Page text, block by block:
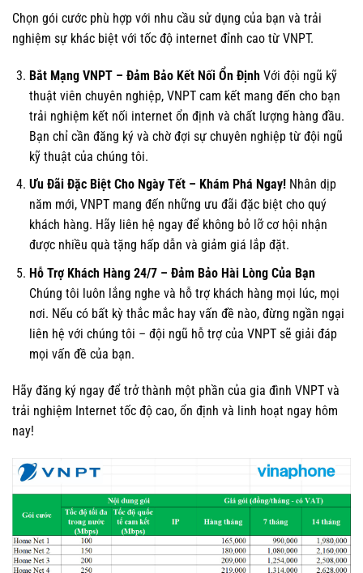
Chọn gói cước phù hợp với nhu cầu sử dụng của bạn và trải
nghiệm sự khác biệt với tốc độ internet đỉnh cao từ VNPT.
Bắt Mạng VNPT – Đảm Bảo Kết Nối Ổn Định Với đội ngũ kỹ
thuật viên chuyên nghiệp, VNPT cam kết mang đến cho bạn
trải nghiệm kết nối internet ổn định và chất lượng hàng đầu.
Bạn chỉ cần đăng ký và chờ đợi sự chuyên nghiệp từ đội ngũ
kỹ thuật của chúng tôi.
Ưu Đãi Đặc Biệt Cho Ngày Tết – Khám Phá Ngay!Nhân dịp
năm mới, VNPT mang đến những ưu đãi đặc biệt cho quý
khách hàng. Hãy liên hệ ngay để không bỏ lỡ cơ hội nhận
được nhiều quà tặng hấp dẫn và giảm giá lắp đặt.
Hỗ Trợ Khách Hàng 24/7 – Đảm Bảo Hài Lòng Của Bạn
Chúng tôi luôn lắng nghe và hỗ trợ khách hàng mọi lúc, mọi
nơi. Nếu có bất kỳ thắc mắc hay vấn đề nào, đừng ngần ngại
liên hệ với chúng tôi – đội ngũ hỗ trợ của VNPT sẽ giải đáp
mọi vấn đề của bạn.
Hãy đăng ký ngay để trở thành một phần của gia đình VNPT và
trải nghiệm Internet tốc độ cao, ổn định và linh hoạt ngay hôm
nay!